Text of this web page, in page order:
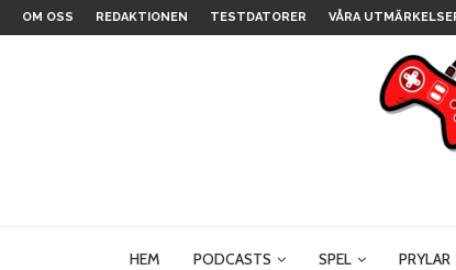
OM OSS REDAKTIONEN TESTDATORER VÅRA
HEM PODCASTS SPEL PRYLAR